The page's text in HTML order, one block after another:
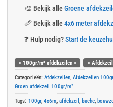
🎨 Bekijk alleGroene
📏 Bekijk alle 4x6 meter
❓ Hulp nodig? Start de
> 100gr/m² afdekzeilen < >
Categorieën: Afdekzeilen Afdekzeilen
Groen afdekzeil 100gr/m²
Tags: 100gr, 4x6m afdekzeil bache